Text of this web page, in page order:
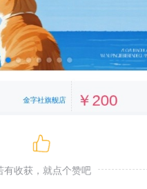
有收获，就点个赞吧